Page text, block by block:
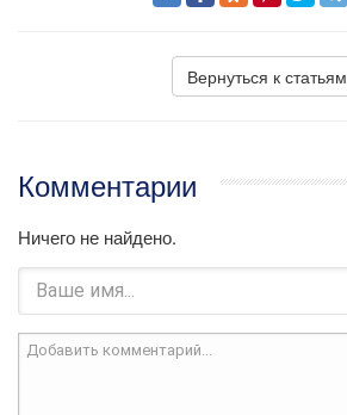
Вернуться к статьям
Комментарии
Ничего не найдено.